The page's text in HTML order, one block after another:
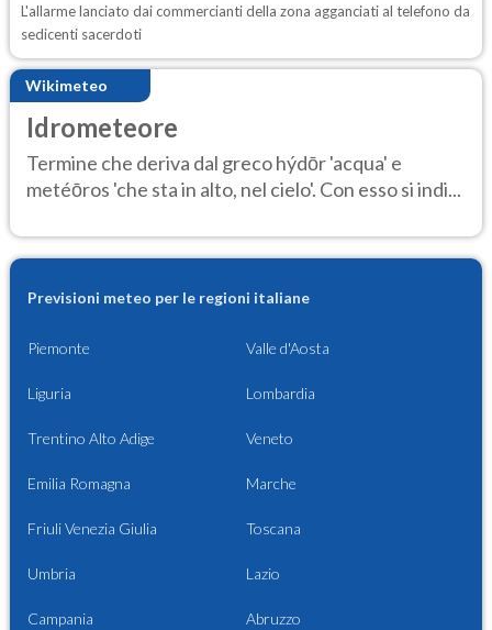
L'allarme lanciato dai commercianti della zona agganciati al telefono da
sedicenti sacerdoti
Wikimeteo
Idrometeore
Termine che deriva dal greco hýdōr 'acqua' e
metéōros 'che sta in alto, nel cielo'. Con esso si indi...
Previsioni meteo per le regioni italiane
Piemonte Valle d'Aosta
Liguria Lombardia
Trentino Alto Adige Veneto
Emilia Romagna Marche
Friuli Venezia Giulia Toscana
Umbria Lazio
Campania Abruzzo